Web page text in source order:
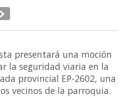
presentará una moción
la seguridad viaria en la
provincial EP-2602, una
vecinos de la parroquia.